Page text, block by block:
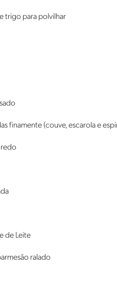
trigo para polvilhar
finamente (couve, escarola e
de Leite
ralado